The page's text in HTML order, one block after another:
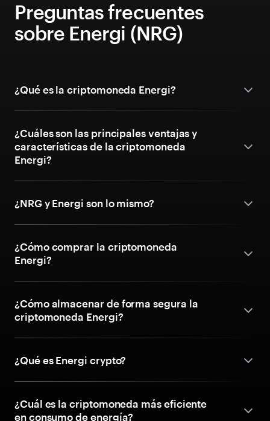
Preguntas frecuentes
sobre Energi (NRG)
¿Qué es la criptomoneda Energi?
¿Cuáles son las principales ventajas y
características de la criptomoneda
Energi?
¿NRG y Energi son lo mismo?
¿Cómo comprar la criptomoneda
Energi?
¿Cómo almacenar de forma segura la
criptomoneda Energi?
¿Qué es Energi crypto?
¿Cuál es la criptomoneda más eficiente
en consumo de energía?